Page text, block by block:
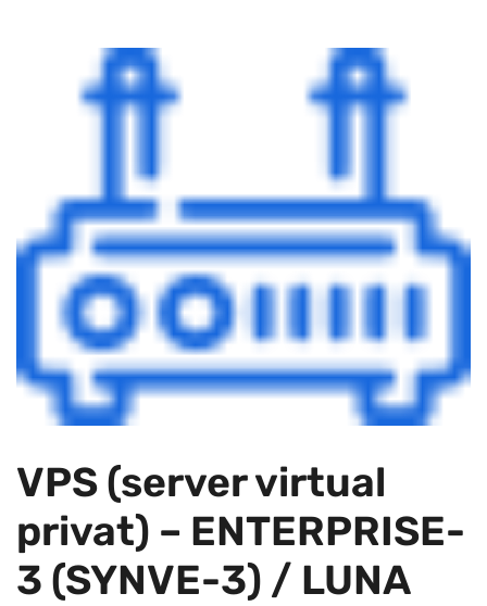
VPS (server virtual
privat) – ENTERPRISE-
3 (SYNVE-3) / LUNA